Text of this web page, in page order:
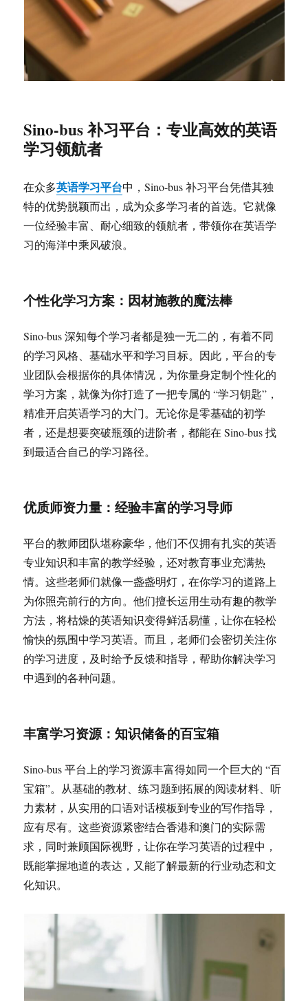
Sino-bus 补习平台：专业高效的英语
学习领航者
在众多英语学习平台中，Sino-bus 补习平台凭借其独
特的优势脱颖而出，成为众多学习者的首选。它就像
一位经验丰富、耐心细致的领航者，带领你在英语学
习的海洋中乘风破浪。
个性化学习方案：因材施教的魔法棒
Sino-bus 深知每个学习者都是独一无二的，有着不同
的学习风格、基础水平和学习目标。因此，平台的专
业团队会根据你的具体情况，为你量身定制个性化的
学习方案，就像为你打造了一把专属的 “学习钥匙”，
精准开启英语学习的大门。无论你是零基础的初学
者，还是想要突破瓶颈的进阶者，都能在 Sino-bus 找
到最适合自己的学习路径。
优质师资力量：经验丰富的学习导师
平台的教师团队堪称豪华，他们不仅拥有扎实的英语
专业知识和丰富的教学经验，还对教育事业充满热
情。这些老师们就像一盏盏明灯，在你学习的道路上
为你照亮前行的方向。他们擅长运用生动有趣的教学
方法，将枯燥的英语知识变得鲜活易懂，让你在轻松
愉快的氛围中学习英语。而且，老师们会密切关注你
的学习进度，及时给予反馈和指导，帮助你解决学习
中遇到的各种问题。
丰富学习资源：知识储备的百宝箱
Sino-bus 平台上的学习资源丰富得如同一个巨大的 “百
宝箱”。从基础的教材、练习题到拓展的阅读材料、听
力素材，从实用的口语对话模板到专业的写作指导，
应有尽有。这些资源紧密结合香港和澳门的实际需
求，同时兼顾国际视野，让你在学习英语的过程中，
既能掌握地道的表达，又能了解最新的行业动态和文
化知识。